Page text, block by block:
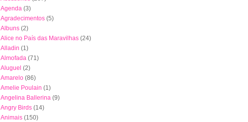
Agenda (3)
Agradecimentos (5)
Albuns (2)
Alice no País das Maravilhas (24)
Alladin (1)
Almofada (71)
Aluguel (2)
Amarelo (86)
Amelie Poulain (1)
Angelina Ballerina (9)
Angry Birds (14)
Animais (150)